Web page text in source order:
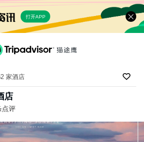
打开APP
家酒店
店
点评